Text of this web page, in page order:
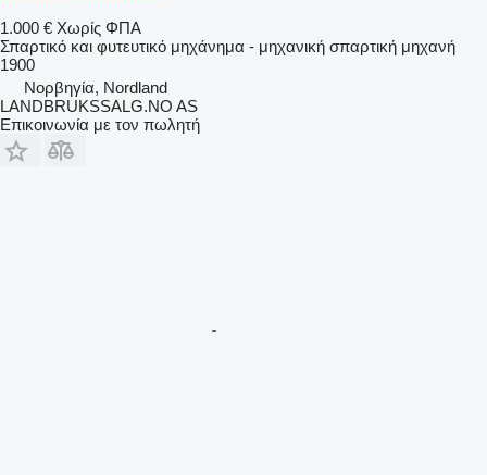
1.000 € Χωρίς ΦΠΑ
Σπαρτικό και φυτευτικό μηχάνημα - μηχανική σπαρτική μηχανή
1900
Νορβηγία, Nordland
LANDBRUKSSALG.NO AS
Επικοινωνία με τον πωλητή